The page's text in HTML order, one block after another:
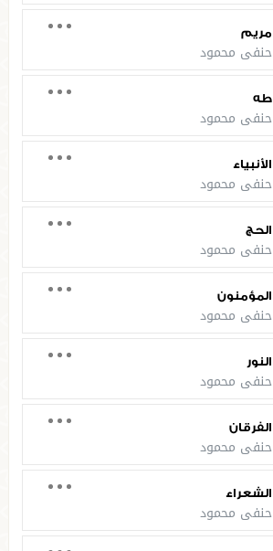
مريم
حنفي محمود
طه
حنفي محمود
الأنبياء
حنفي محمود
الحج
حنفي محمود
المؤمنون
حنفي محمود
النور
حنفي محمود
الفرقان
حنفي محمود
الشعراء
حنفي محمود